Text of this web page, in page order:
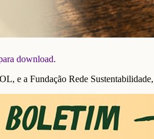
download.
e a Fundação Rede